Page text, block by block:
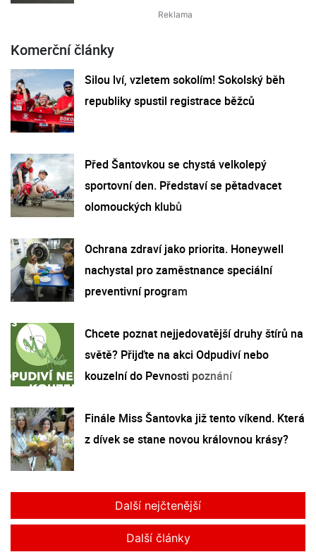
Komerční články
Silou lví, vzletem sokolím! Sokolský běh
republiky spustil registrace běžců
Před Šantovkou se chystá velkolepý
sportovní den. Představí se pětadvacet
olomouckých klubů
Ochrana zdraví jako priorita. Honeywell
nachystal pro zaměstnance speciální
preventivní program
Chcete poznat nejjedovatější druhy štírů na
světě? Přijďte na akci Odpudiví nebo
kouzelní do Pevnosti poznání
Finále Miss Šantovka již tento víkend. Která
z dívek se stane novou královnou krásy?
Další nejčtenější
Další články